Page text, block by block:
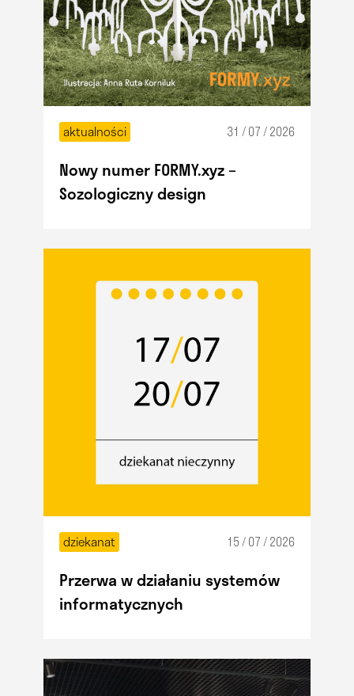
aktualności 31 / 07 / 2026
Nowy numer FORMY.xyz –
Sozologiczny design
dziekanat 15 / 07 / 2026
Przerwa w działaniu systemów
informatycznych